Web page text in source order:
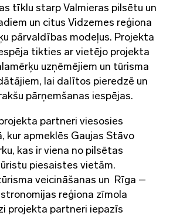
tīklu starp Valmieras pilsētu un
un citus Vidzemes reģiona
pārvaldības modeļus. Projekta
tikties ar vietējo projekta
uzņēmējiem un tūrisma
lai dalītos pieredzē un
pārņemšanas iespējas.
partneri viesosies
kur apmeklēs Gaujas Stāvo
kas ir viena no pilsētas
piesaistes vietām.
veicināšanas un Rīga –
reģiona zīmola
projekta partneri iepazīs